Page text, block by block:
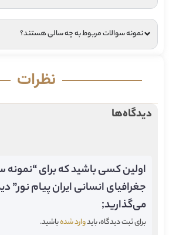
نمونه سوالات مربوط به چه سالی هستند؟
نظرات
دیدگاه‌ها
اولین کسی باشید که برای “نمونه
جغرافیای انسانی ایران پیام نور”
می‌گذارید;
برای ثبت دیدگاه، بایدوارد شدهباشید.